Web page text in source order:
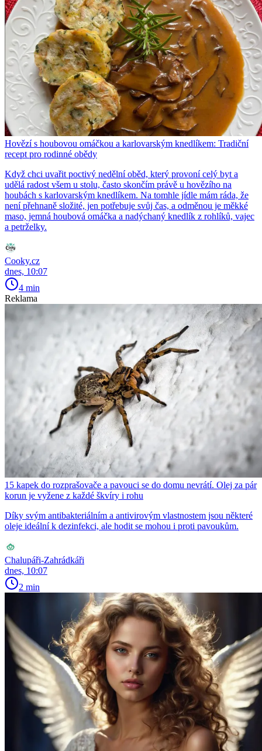
Hovězí s houbovou omáčkou a karlovarským knedlíkem: Tradiční
recept pro rodinné obědy
Když chci uvařit poctivý nedělní oběd, který provoní celý byt a
udělá radost všem u stolu, často skončím právě u hovězího na
houbách s karlovarským knedlíkem. Na tomhle jídle mám ráda, že
není přehnaně složité, jen potřebuje svůj čas, a odměnou je měkké
maso, jemná houbová omáčka a nadýchaný knedlík z rohlíků, vajec
a petrželky.
Cooky.cz
dnes, 10:07
4 min
Reklama
15 kapek do rozprašovače a pavouci se do domu nevrátí. Olej za pár
korun je vyžene z každé škvíry i rohu
Díky svým antibakteriálním a antivirovým vlastnostem jsou některé
oleje ideální k dezinfekci, ale hodit se mohou i proti pavoukům.
Chalupáři-Zahrádkáři
dnes, 10:07
2 min